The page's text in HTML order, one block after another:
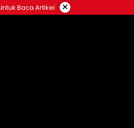
Baca Artikel ×